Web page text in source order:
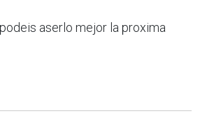
aserlo mejor la proxima